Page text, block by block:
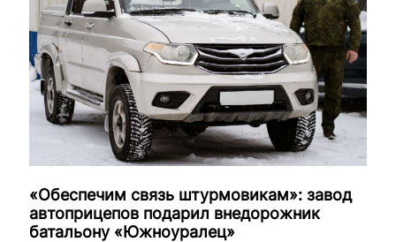
«Обеспечим связь штурмовикам»: завод
автоприцепов подарил внедорожник
батальону «Южноуралец»